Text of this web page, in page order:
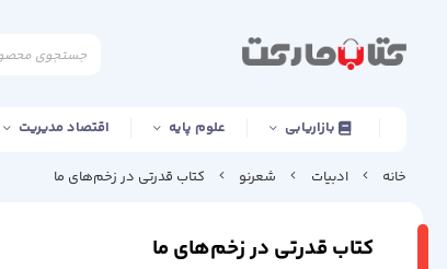
بازاریابی علوم پایه اقتصاد مدیریت
خانه ادبیات شعرنو کتاب قدرتی در زخم‌های ما
کتاب قدرتی در زخم‌های ما